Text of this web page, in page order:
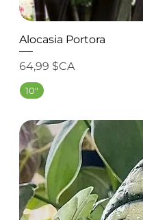
Alocasia Portora
Prix
64,99 $CA
10"